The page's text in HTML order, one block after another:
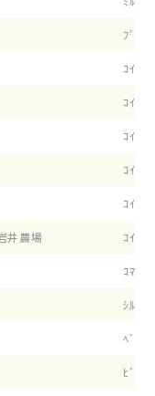
ﾌﾟﾛｽ
ｺｲﾜｲ
ｺｲﾜｲ
ｺｲﾜｲ
ｺｲﾜｲ
ｺｲﾜｲ
井農場 ｺｲﾜｲ
ｺﾏﾊﾞ
ｼﾙｸﾗ
ﾍﾞﾙﾌ
ﾋﾞﾂｸ